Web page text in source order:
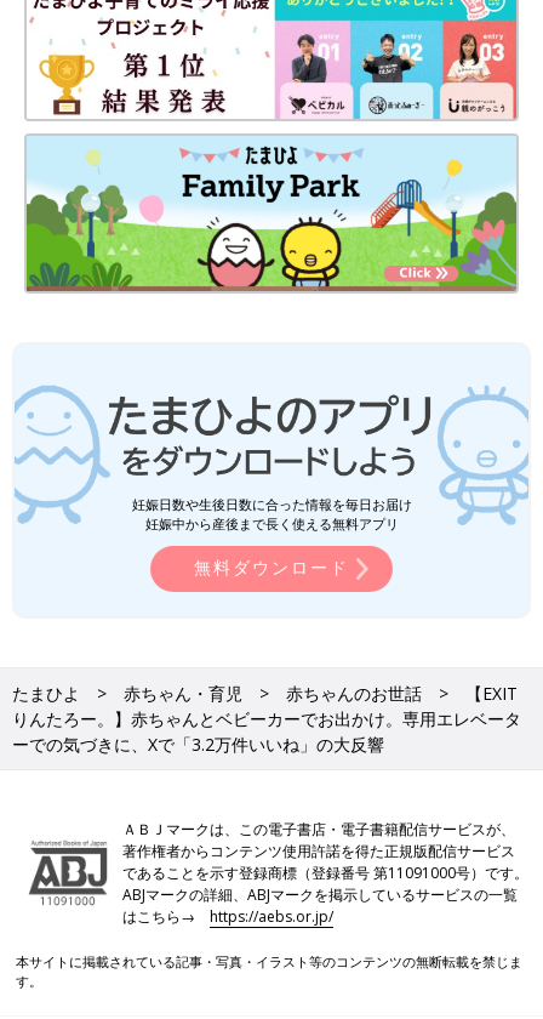
妊娠日数や生後日数に合った情報を毎日お届け
妊娠中から産後まで長く使える無料アプリ
無料ダウンロード
たまひよ 赤ちゃん・育児 赤ちゃんのお世話
【EXIT
りんたろー。】赤ちゃんとベビーカーでお出かけ。専用エレベータ
ーでの気づきに、Xで「3.2万件いいね」の大反響
ＡＢＪマークは、この電子書店・電子書籍配信サービスが、
著作権者からコンテンツ使用許諾を得た正規版配信サービス
であることを示す登録商標（登録番号 第11091000号）です。
ABJマークの詳細、ABJマークを掲示しているサービスの一覧
はこちら→https://aebs.or.jp/
本サイトに掲載されている記事・写真・イラスト等のコンテンツの無断転載を禁じま
す。